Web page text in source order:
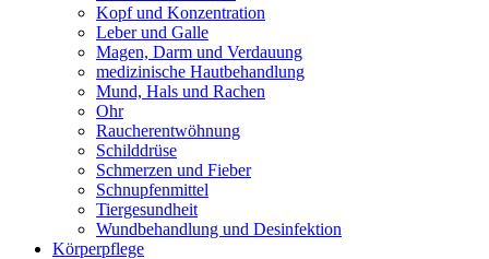
Kopf und Konzentration
Leber und Galle
Magen, Darm und Verdauung
medizinische Hautbehandlung
Mund, Hals und Rachen
Ohr
Raucherentwöhnung
Schilddrüse
Schmerzen und Fieber
Schnupfenmittel
Tiergesundheit
Wundbehandlung und Desinfektion
Körperpflege